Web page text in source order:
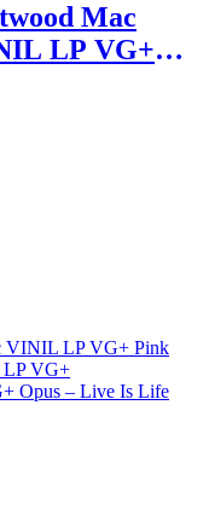
Mac
Pink
LP VG+
Opus – Live Is Life